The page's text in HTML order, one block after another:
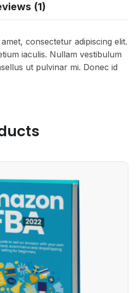
(1)
consectetur adipiscing elit.
iaculis. Nullam vestibulum
ut pulvinar mi. Donec id